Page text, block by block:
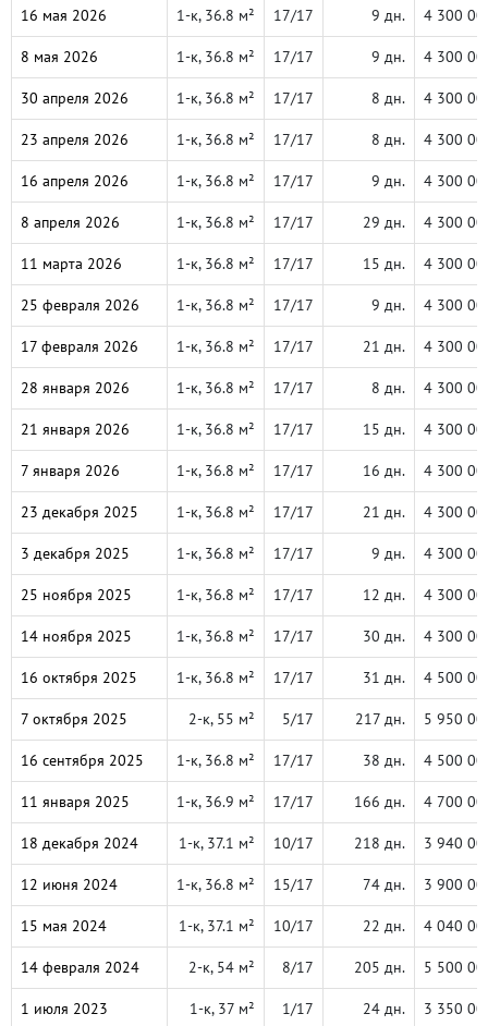
16 мая 2026 1-к, 36.8 м² 17/17 9 дн. 4 300
8 мая 2026 1-к, 36.8 м² 17/17 9 дн. 4 300
30 апреля 2026 1-к, 36.8 м² 17/17 8 дн. 4 300
23 апреля 2026 1-к, 36.8 м² 17/17 8 дн. 4 300
16 апреля 2026 1-к, 36.8 м² 17/17 9 дн. 4 300
8 апреля 2026 1-к, 36.8 м² 17/17 29 дн. 4 300
11 марта 2026 1-к, 36.8 м² 17/17 15 дн. 4 300
25 февраля 2026 1-к, 36.8 м² 17/17 9 дн. 4 300
17 февраля 2026 1-к, 36.8 м² 17/17 21 дн. 4 300
28 января 2026 1-к, 36.8 м² 17/17 8 дн. 4 300
21 января 2026 1-к, 36.8 м² 17/17 15 дн. 4 300
7 января 2026 1-к, 36.8 м² 17/17 16 дн. 4 300
23 декабря 2025 1-к, 36.8 м² 17/17 21 дн. 4 300
3 декабря 2025 1-к, 36.8 м² 17/17 9 дн. 4 300
25 ноября 2025 1-к, 36.8 м² 17/17 12 дн. 4 300
14 ноября 2025 1-к, 36.8 м² 17/17 30 дн. 4 300
16 октября 2025 1-к, 36.8 м² 17/17 31 дн. 4 500
7 октября 2025 2-к, 55 м² 5/17 217 дн. 5 950
16 сентября 2025 1-к, 36.8 м² 17/17 38 дн. 4 500
11 января 2025 1-к, 36.9 м² 17/17 166 дн. 4 700
18 декабря 2024 1-к, 37.1 м² 10/17 218 дн. 3 940
12 июня 2024 1-к, 36.8 м² 15/17 74 дн. 3 900
15 мая 2024 1-к, 37.1 м² 10/17 22 дн. 4 040
14 февраля 2024 2-к, 54 м² 8/17 205 дн. 5 500
1 июля 2023 1-к, 37 м² 1/17 24 дн. 3 350